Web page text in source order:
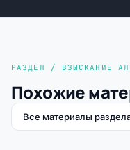
РАЗДЕЛ / ВЗЫСКАНИЕ
Похожие
Все материалы